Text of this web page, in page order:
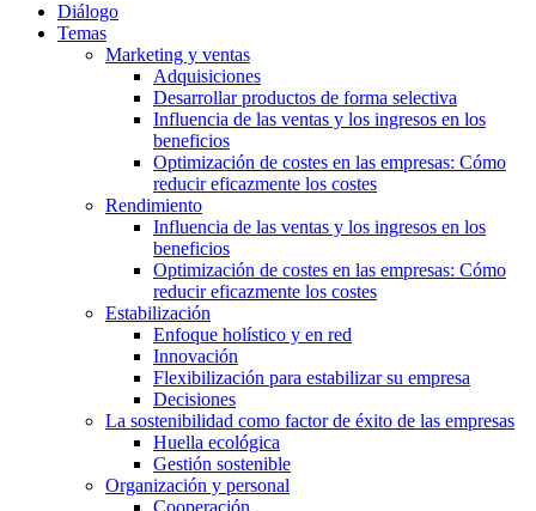
Diálogo
Temas
Marketing y ventas
Adquisiciones
Desarrollar productos de forma selectiva
Influencia de las ventas y los ingresos en los
beneficios
Optimización de costes en las empresas: Cómo
reducir eficazmente los costes
Rendimiento
Influencia de las ventas y los ingresos en los
beneficios
Optimización de costes en las empresas: Cómo
reducir eficazmente los costes
Estabilización
Enfoque holístico y en red
Innovación
Flexibilización para estabilizar su empresa
Decisiones
La sostenibilidad como factor de éxito de las empresas
Huella ecológica
Gestión sostenible
Organización y personal
Cooperación